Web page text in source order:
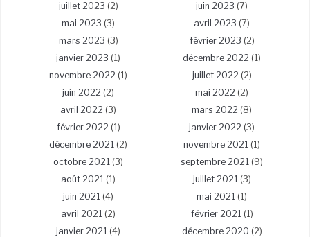
juillet 2023 (2) juin 2023 (7)
mai 2023 (3) avril 2023 (7)
mars 2023 (3) février 2023 (2)
janvier 2023 (1) décembre 2022 (1)
novembre 2022 (1) juillet 2022 (2)
juin 2022 (2) mai 2022 (2)
avril 2022 (3) mars 2022 (8)
février 2022 (1) janvier 2022 (3)
décembre 2021 (2) novembre 2021 (1)
octobre 2021 (3) septembre 2021 (9)
août 2021 (1) juillet 2021(3)
juin 2021 (4) mai 2021 (1)
avril 2021 (2) février 2021(1)
janvier 2021 (4) décembre 2020 (2)